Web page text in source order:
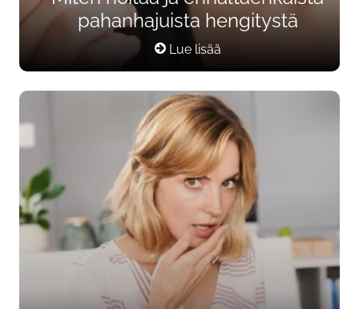
pahanhajuista hengitystä
Lue lisää